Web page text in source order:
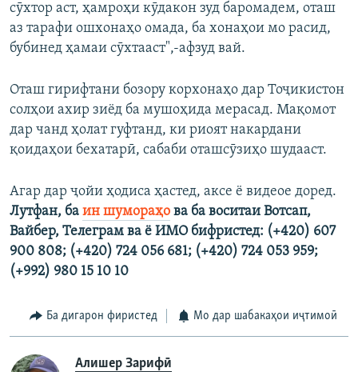
сӯхтор аст, ҳамроҳи кӯдакон зуд баромадем, оташ
аз тарафи ошхонаҳо омада, ба хонаҳои мо расид,
бубинед ҳамаи сӯхтааст",-афзуд вай.
Оташ гирифтани бозору корхонаҳо дар Тоҷикистон
солҳои ахир зиёд ба мушоҳида мерасад. Мақомот
дар чанд ҳолат гуфтанд, ки риоят накардани
қоидаҳои бехатарӣ, сабаби оташсӯзиҳо шудааст.
Агар дар ҷойи ҳодиса ҳастед, аксе ё видеое доред.
Лутфан, ба ин шумораҳо ва ба воситаи Вотсап,
Вайбер, Телеграм ва ё ИМО бифристед: (+420) 607
900 808; (+420) 724 056 681; (+420) 724 053 959;
(+992) 980 15 10 10
Ба дигарон фиристед Мо дар шабакаҳои иҷтимоӣ
Алишер Зарифӣ